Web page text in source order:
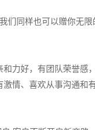
们同样也可以赠你无限
力好，有团队荣誉感
情、喜欢从事沟通和